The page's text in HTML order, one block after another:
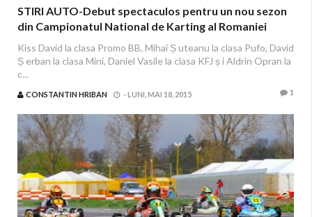
STIRI AUTO-Debut spectaculos pentru un nou sezon
din Campionatul National de Karting al Romaniei
Kiss David la clasa Promo BB, Mihai Ș uteanu la clasa Pufo, David
Ș erban la clasa Mini, Daniel Vasile la clasa KFJ ș i Aldrin Opran la
c...
CONSTANTIN HRIBAN -LUNI, MAI 18, 2015 1